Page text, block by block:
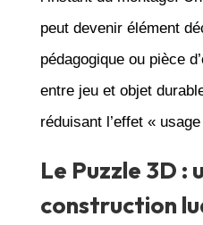
peut devenir élément
pédagogique ou pièce
entre jeu et objet
réduisant l’effet «
Le Puzzle 3D :
construction